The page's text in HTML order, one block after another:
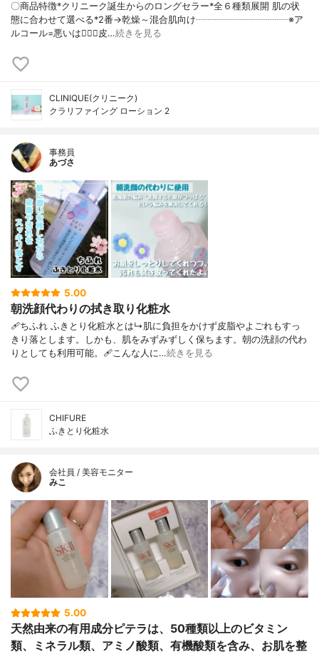
〇商品特徴*クリニーク誕生からのロングセラー*全６種類展開 肌の状
態に合わせて選べる*2番→乾燥～混合肌向け┈┈┈┈┈┈┈┈┈┈※ア
ルコール=悪いは🙅‍♀️❌皮…続きを見る
CLINIQUE(クリニーク)
クラリファイング ローション 2
事務員
あづさ
5.00
朝洗顔代わりの拭き取り化粧水
🩹ちふれ ふきとり化粧水とは↳肌に負担をかけず皮脂やよごれもすっ
きり落とします。しかも、肌をみずみずしく保ちます。朝の洗顔の代わ
りとしても利用可能。🩹こんな人に…続きを見る
CHIFURE
ふきとり化粧水
会社員 / 美容モニター
みこ
5.00
天然由来の有用成分ピテラは、50種類以上のビタミン
類、ミネラル類、アミノ酸類、有機酸類を含み、お肌を整